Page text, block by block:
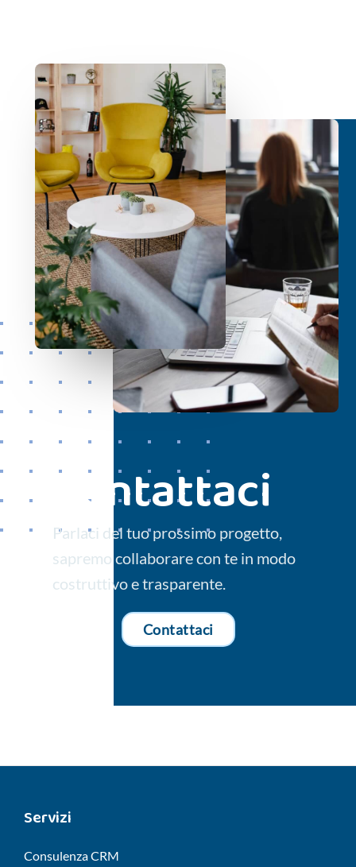
Contattaci
Parlaci del tuo prossimo progetto,
sapremo collaborare con te in modo
costruttivo e trasparente.
Contattaci
Servizi
Consulenza CRM